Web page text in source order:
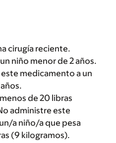
cirugía reciente.
niño menor de 2 años.
medicamento a un
de 20 libras
administre este
a niño/a que pesa
(9 kilogramos).